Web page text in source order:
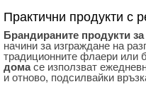
Практични продукти с
Брандираните продукти за
начини за изграждане на
традиционните флаери или
домасе използват
и отново, подсилвайки